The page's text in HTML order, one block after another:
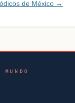
de México →